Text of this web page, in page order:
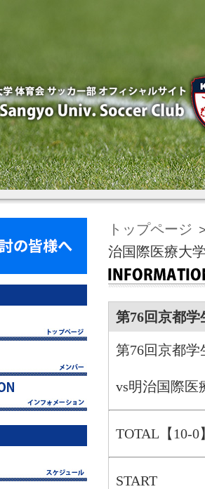
トップページ
治国際医療大
第76回京都
第76回京都
vs明治国際医
TOTAL【10-0
START